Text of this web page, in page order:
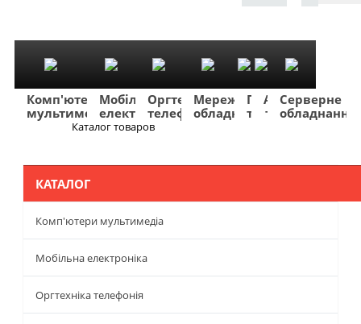
Комп'ютери
мультимедіа
Мобільна
електроніка
Оргтехніка
телефонія
Мережеве
обладнання
Побутова
техніка
TV
та
Фото
та
Авто
та
Серверне
обладнання
Каталог товаров
КАТАЛОГ
Комп'ютери мультимедіа
Мобільна електроніка
Оргтехніка телефонія